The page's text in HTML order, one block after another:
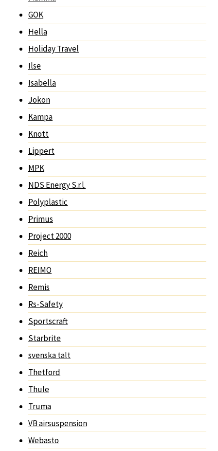
GOK
Hella
Holiday Travel
Ilse
Isabella
Jokon
Kampa
Knott
Lippert
MPK
NDS Energy S.r.l.
Polyplastic
Primus
Project 2000
Reich
REIMO
Remis
Rs-Safety
Sportscraft
Starbrite
svenska tält
Thetford
Thule
Truma
VB airsuspension
Webasto